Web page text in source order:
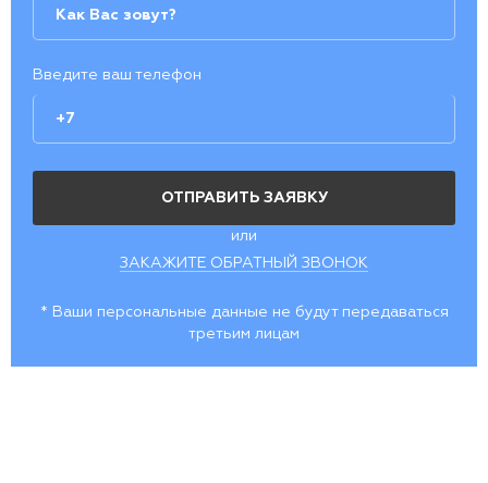
Введите ваш телефон
или
ЗАКАЖИТЕ ОБРАТНЫЙ ЗВОНОК
* Ваши персональные данные не будут передаваться
третьим лицам